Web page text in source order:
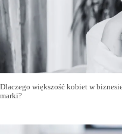
Dlaczego większość kobiet w
marki?